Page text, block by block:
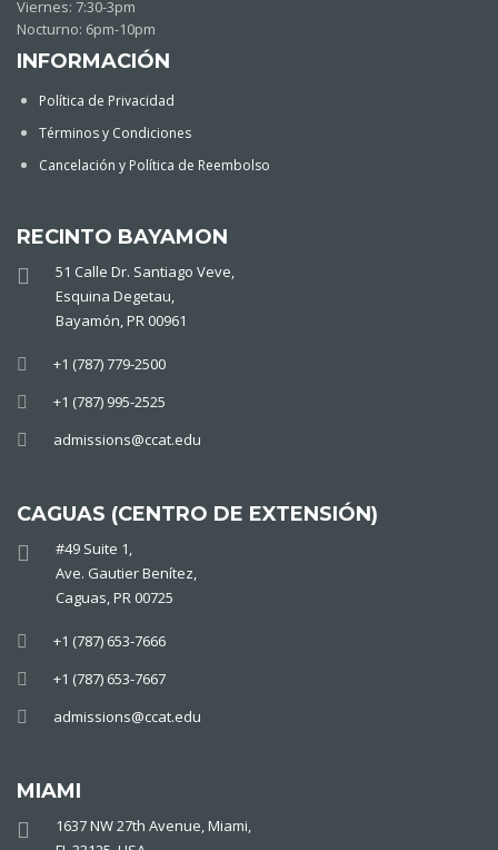
Viernes: 7:30-3pm
Nocturno: 6pm-10pm
INFORMACIÓN
Política de Privacidad
Términos y Condiciones
Cancelación y Política de Reembolso
RECINTO BAYAMON
51 Calle Dr. Santiago Veve,
Esquina Degetau,
Bayamón, PR 00961
+1 (787) 779-2500
+1 (787) 995-2525
admissions@ccat.edu
CAGUAS (CENTRO DE EXTENSIÓN)
#49 Suite 1,
Ave. Gautier Benítez,
Caguas, PR 00725
+1 (787) 653-7666
+1 (787) 653-7667
admissions@ccat.edu
MIAMI
1637 NW 27th Avenue, Miami,